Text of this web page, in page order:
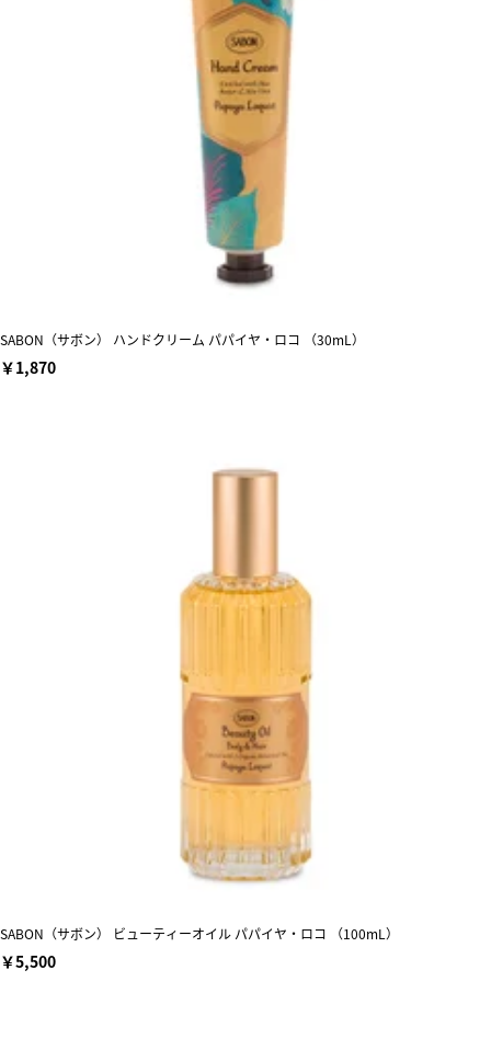
SABON（サボン） ハンドクリーム パパイヤ・ロコ （30mL）
￥1,870
SABON（サボン） ビューティーオイル パパイヤ・ロコ （100mL）
￥5,500